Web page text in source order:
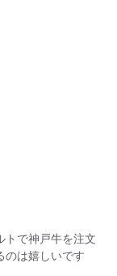
トで神戸牛を注文
のは嬉しいです